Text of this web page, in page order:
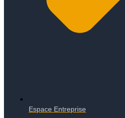
Espace Entreprise